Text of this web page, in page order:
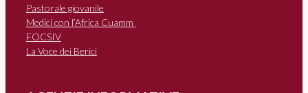
Pastorale giovanile
Medici con l’Africa Cuamm
FOCSIV
La Voce dei Berici